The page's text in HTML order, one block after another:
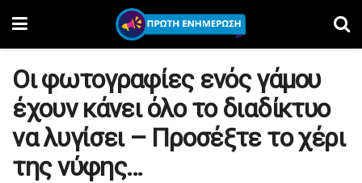
Οι φωτογραφίες ενός γάμου
έχουν κάνει όλο το διαδίκτυο
να λυγίσει – Προσέξτε το χέρι
της νύφης…